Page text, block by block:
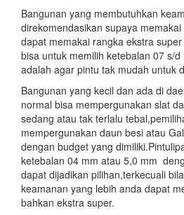
Bangunan yang membutuhkan
direkomendasikan supaya
dapat memakai rangka ekstra
bisa untuk memilih ketebalan 07 s/
adalah agar pintu tak mudah untuk
Bangunan yang kecil dan ada di
normal bisa mempergunakan slat
sedang atau tak terlalu
mempergunakan daun besi atau
dengan budget yang
ketebalan 04 mm atau 5,0 mm
dapat dijadikan pilihan,terkecuali
keamanan yang lebih anda dapat
bahkan ekstra super.